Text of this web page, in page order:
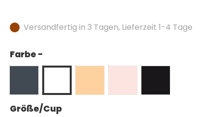
Versandfertig in 3 Tagen, Lieferzeit 1-4 Tage
Farbe -
Größe/Cupauswählen